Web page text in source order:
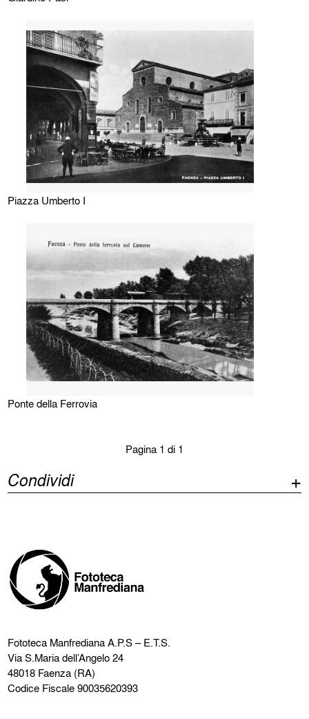
Piazza Umberto I
Ponte della Ferrovia
Pagina 1 di 1
Condividi
Fototeca ManfredianaA.P.S – E.T.S.
Via S.Maria dell’Angelo 24
48018 Faenza (RA)
Codice Fiscale 90035620393